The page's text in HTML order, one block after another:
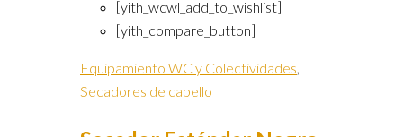
[yith_wcwl_add_to_wishlist]
[yith_compare_button]
Equipamiento WC y Colectividades,
Secadores de cabello